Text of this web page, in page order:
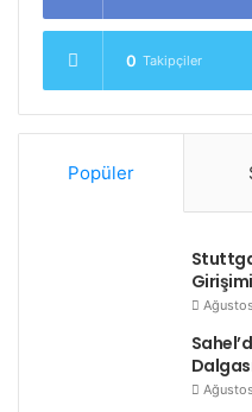
0 Takipçiler
Popüler